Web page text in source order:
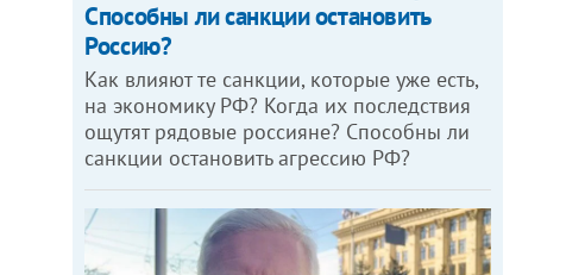
Способны ли санкции остановить
Россию?
Как влияют те санкции, которые уже есть,
на экономику РФ? Когда их последствия
ощутят рядовые россияне? Способны ли
санкции остановить агрессию РФ?